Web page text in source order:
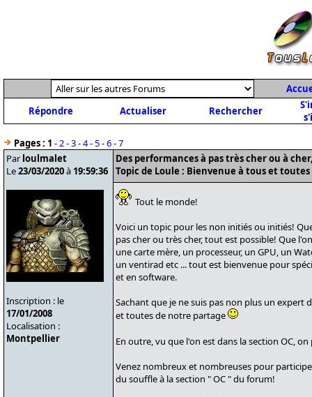
Répondre
Actualiser Rechercher
Pages : 1 -2-3-4-5-6-7
Par loulmalet
Le23/03/2020à 19:59:36
Inscription : le
17/01/2008
Localisation :
Montpellier
Des performances à pas très cher ou à
Topic de Loule : Bienvenue à tous et toutes
Tout le monde!
Voici un topic pour les non initiés ou initiés!
pas cher ou très cher, tout est possible! Que
une carte mère, un processeur, un GPU, un
un ventirad etc ... tout est bienvenue pour
et en software.
Sachant que je ne suis pas non plus un expert
et toutes de notre partage
En outre, vu que l'on est dans la section OC,
Venez nombreux et nombreuses pour
du souffle à la section " OC " du forum!